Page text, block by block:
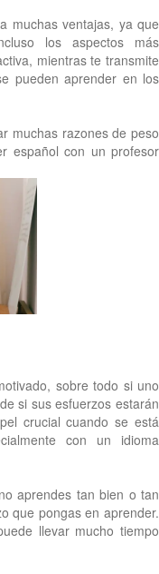
muchas ventajas, ya que
los aspectos más
mientras te transmite
pueden aprender en los
muchas razones de peso
español con un profesor
sobre todo si uno
si sus esfuerzos estarán
crucial cuando se está
con un idioma
aprendes tan bien o tan
que pongas en aprender.
llevar mucho tiempo